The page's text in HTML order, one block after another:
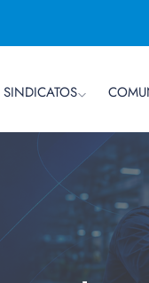
SINDICATOS